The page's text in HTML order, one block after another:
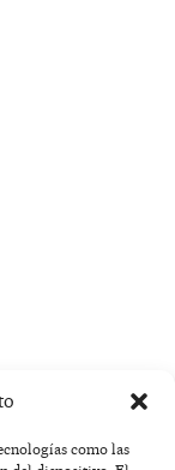
como las